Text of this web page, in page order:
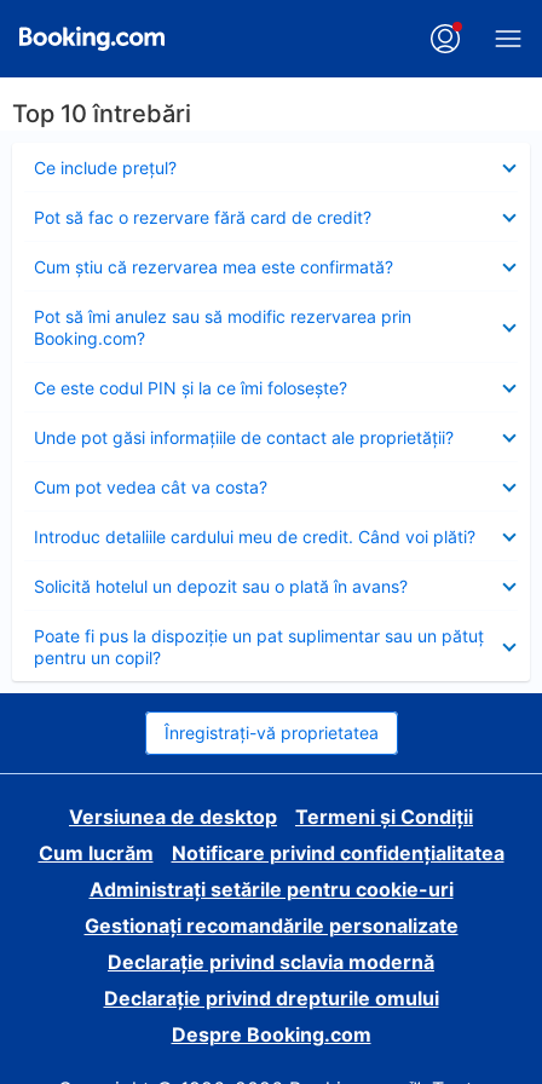
Top 10 întrebări
Ce include preţul?
închis
Pot să fac o rezervare fără card de credit?
închis
Cum ştiu că rezervarea mea este confirmată?
închis
Pot să îmi anulez sau să modific rezervarea prin
Booking.com?
închis
Ce este codul PIN şi la ce îmi foloseşte?
închis
Unde pot găsi informațiile de contact ale proprietății?
închis
Cum pot vedea cât va costa?
închis
Introduc detaliile cardului meu de credit. Când voi plăti?
închis
Solicită hotelul un depozit sau o plată în avans?
închis
Poate fi pus la dispoziție un pat suplimentar sau un pătuț
pentru un copil?
închis
Înregistrați-vă proprietatea
Versiunea de desktop
Termeni și Condiții
Cum lucrăm
Notificare privind confidențialitatea
Administrați setările pentru cookie-uri
Gestionați recomandările personalizate
Declarație privind sclavia modernă
Declarație privind drepturile omului
Despre Booking.com